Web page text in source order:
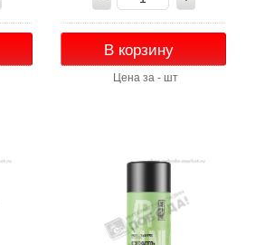
В корзину
Цена за - шт